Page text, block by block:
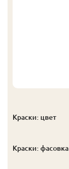
Краски: цвет
Краски: фасовка